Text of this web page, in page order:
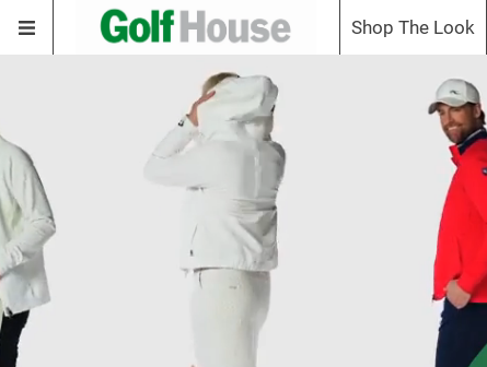
Shop The Look